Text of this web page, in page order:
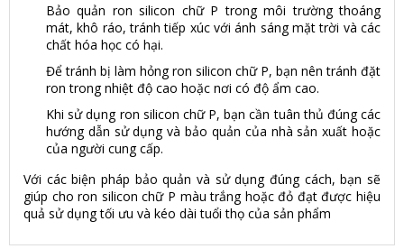
Bảo quản ron silicon chữ P trong môi trường thoáng
mát, khô ráo, tránh tiếp xúc với ánh sáng mặt trời và các
chất hóa học có hại.
Để tránh bị làm hỏng ron silicon chữ P, bạn nên tránh đặt
ron trong nhiệt độ cao hoặc nơi có độ ẩm cao.
Khi sử dụng ron silicon chữ P, bạn cần tuân thủ đúng các
hướng dẫn sử dụng và bảo quản của nhà sản xuất hoặc
của người cung cấp.
Với các biện pháp bảo quản và sử dụng đúng cách, bạn sẽ
giúp cho ron silicon chữ P màu trắng hoặc đỏ đạt được hiệu
quả sử dụng tối ưu và kéo dài tuổi thọ của sản phẩm